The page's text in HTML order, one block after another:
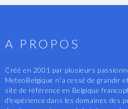
A PROPOS
Créé en 2001 par plusieurs
MeteoBelgique n'a cessé de grandir
site de référence en Belgique
d'expérience dans les domaines des